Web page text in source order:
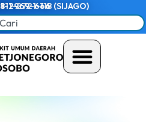
2721-118 (SIJAGO)
2969-666